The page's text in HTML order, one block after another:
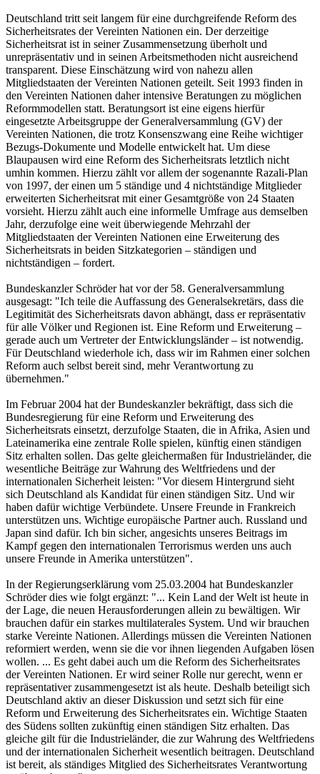
Deutschland tritt seit langem für eine durchgreifende Reform des
Sicherheitsrates der Vereinten Nationen ein. Der derzeitige
Sicherheitsrat ist in seiner Zusammensetzung überholt und
unrepräsentativ und in seinen Arbeitsmethoden nicht ausreichend
transparent. Diese Einschätzung wird von nahezu allen
Mitgliedstaaten der Vereinten Nationen geteilt. Seit 1993 finden in
den Vereinten Nationen daher intensive Beratungen zu möglichen
Reformmodellen statt. Beratungsort ist eine eigens hierfür
eingesetzte Arbeitsgruppe der Generalversammlung (GV) der
Vereinten Nationen, die trotz Konsenszwang eine Reihe wichtiger
Bezugs-Dokumente und Modelle entwickelt hat. Um diese
Blaupausen wird eine Reform des Sicherheitsrats letztlich nicht
umhin kommen. Hierzu zählt vor allem der sogenannte Razali-Plan
von 1997, der einen um 5 ständige und 4 nichtständige Mitglieder
erweiterten Sicherheitsrat mit einer Gesamtgröße von 24 Staaten
vorsieht. Hierzu zählt auch eine informelle Umfrage aus demselben
Jahr, derzufolge eine weit überwiegende Mehrzahl der
Mitgliedstaaten der Vereinten Nationen eine Erweiterung des
Sicherheitsrats in beiden Sitzkategorien – ständigen und
nichtständigen – fordert.
Bundeskanzler Schröder hat vor der 58. Generalversammlung
ausgesagt: "Ich teile die Auffassung des Generalsekretärs, dass die
Legitimität des Sicherheitsrats davon abhängt, dass er repräsentativ
für alle Völker und Regionen ist. Eine Reform und Erweiterung –
gerade auch um Vertreter der Entwicklungsländer – ist notwendig.
Für Deutschland wiederhole ich, dass wir im Rahmen einer solchen
Reform auch selbst bereit sind, mehr Verantwortung zu
übernehmen."
Im Februar 2004 hat der Bundeskanzler bekräftigt, dass sich die
Bundesregierung für eine Reform und Erweiterung des
Sicherheitsrats einsetzt, derzufolge Staaten, die in Afrika, Asien und
Lateinamerika eine zentrale Rolle spielen, künftig einen ständigen
Sitz erhalten sollen. Das gelte gleichermaßen für Industrieländer, die
wesentliche Beiträge zur Wahrung des Weltfriedens und der
internationalen Sicherheit leisten: "Vor diesem Hintergrund sieht
sich Deutschland als Kandidat für einen ständigen Sitz. Und wir
haben dafür wichtige Verbündete. Unsere Freunde in Frankreich
unterstützen uns. Wichtige europäische Partner auch. Russland und
Japan sind dafür. Ich bin sicher, angesichts unseres Beitrags im
Kampf gegen den internationalen Terrorismus werden uns auch
unsere Freunde in Amerika unterstützen".
In der Regierungserklärung vom 25.03.2004 hat Bundeskanzler
Schröder dies wie folgt ergänzt: "... Kein Land der Welt ist heute in
der Lage, die neuen Herausforderungen allein zu bewältigen. Wir
brauchen dafür ein starkes multilaterales System. Und wir brauchen
starke Vereinte Nationen. Allerdings müssen die Vereinten Nationen
reformiert werden, wenn sie die vor ihnen liegenden Aufgaben lösen
wollen. ... Es geht dabei auch um die Reform des Sicherheitsrates
der Vereinten Nationen. Er wird seiner Rolle nur gerecht, wenn er
repräsentativer zusammengesetzt ist als heute. Deshalb beteiligt sich
Deutschland aktiv an dieser Diskussion und setzt sich für eine
Reform und Erweiterung des Sicherheitsrates ein. Wichtige Staaten
des Südens sollten zukünftig einen ständigen Sitz erhalten. Das
gleiche gilt für die Industrieländer, die zur Wahrung des Weltfriedens
und der internationalen Sicherheit wesentlich beitragen. Deutschland
ist bereit, als ständiges Mitglied des Sicherheitsrates Verantwortung